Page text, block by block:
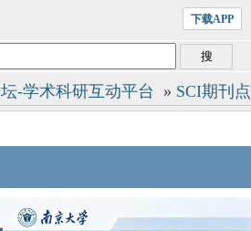
下载APP
-学术科研互动平台 » SCI期刊